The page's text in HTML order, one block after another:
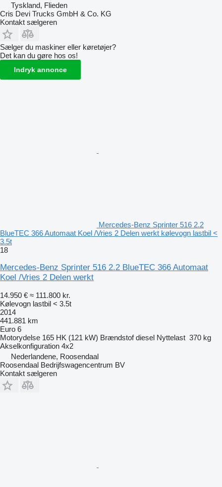
Tyskland, Flieden
Cris Devi Trucks GmbH & Co. KG
Kontakt sælgeren
Sælger du maskiner eller køretøjer?
Det kan du gøre hos os!
Indryk annonce
Mercedes-Benz Sprinter 516 2.2
BlueTEC 366 Automaat Koel /Vries 2 Delen werkt kølevogn lastbil <
3.5t
18
Mercedes-Benz Sprinter 516 2.2 BlueTEC 366 Automaat
Koel /Vries 2 Delen werkt
14.950 € ≈ 111.800 kr.
Kølevogn lastbil < 3.5t
2014
441.881 km
Euro 6
Motorydelse 165 HK (121 kW) Brændstof diesel Nyttelast 370 kg
Akselkonfiguration 4x2
Nederlandene, Roosendaal
Roosendaal Bedrijfswagencentrum BV
Kontakt sælgeren